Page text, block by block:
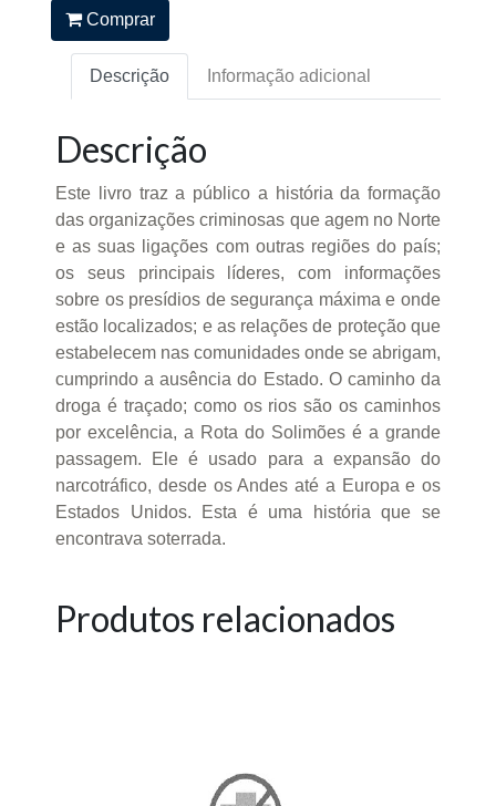
Comprar
Descrição Informação adicional
Descrição
Este livro traz a público a história da formação
das organizações criminosas que agem no Norte
e as suas ligações com outras regiões do país;
os seus principais líderes, com informações
sobre os presídios de segurança máxima e onde
estão localizados; e as relações de proteção que
estabelecem nas comunidades onde se abrigam,
cumprindo a ausência do Estado. O caminho da
droga é traçado; como os rios são os caminhos
por excelência, a Rota do Solimões é a grande
passagem. Ele é usado para a expansão do
narcotráfico, desde os Andes até a Europa e os
Estados Unidos. Esta é uma história que se
encontrava soterrada.
Produtos relacionados